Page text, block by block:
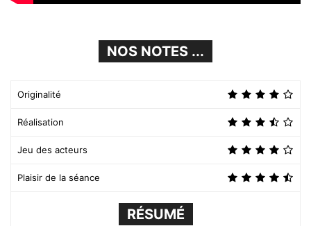
NOS NOTES ...
Originalité
Réalisation
Jeu des acteurs
Plaisir de la séance
RÉSUMÉ